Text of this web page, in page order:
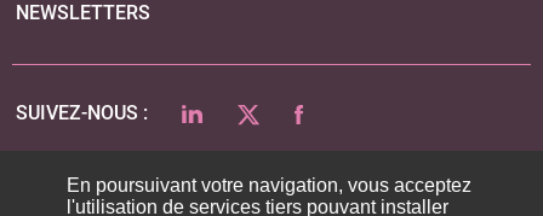
NEWSLETTERS
SUIVEZ-NOUS : LINKEDINTWITTERFACEBOOK
En poursuivant votre navigation, vous acceptez
l'utilisation de services tiers pouvant installer